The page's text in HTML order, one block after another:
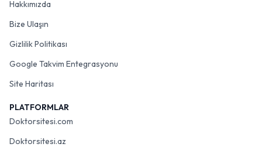
Hakkımızda
Bize Ulaşın
Gizlilik Politikası
Google Takvim Entegrasyonu
Site Haritası
PLATFORMLAR
Doktorsitesi.com
Doktorsitesi.az